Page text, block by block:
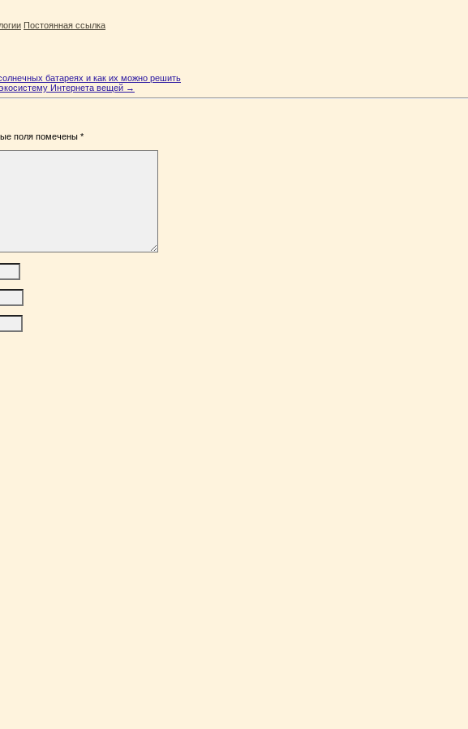
Постоянная ссылка
батареях и как их можно решить
Интернета вещей →
поля помечены *